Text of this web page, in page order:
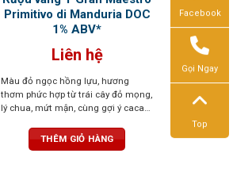
Primitivo di Manduria DOC
1% ABV*
Liên hệ
Màu đỏ ngọc hồng lựu, hương
thơm phức hợp từ trái cây đỏ mọng,
lý chua, mứt mận, cùng gợi ý cacao,
trịa, tannin mềm mại, ngọt ngào
THÊM GIỎ HÀNG
Facebook
Gọi Ngay
Top